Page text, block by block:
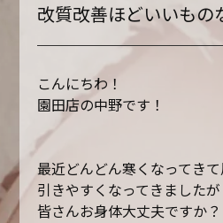
改質改善ほどいいもの
こんにちわ！
園田店の中野です！
最近どんどん寒くなってき
引きやすくなってきましたが
皆さんお身体大丈夫ですか？